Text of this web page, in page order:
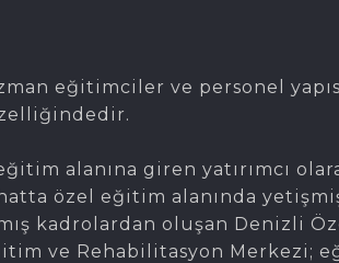
eğitimciler ve personel
alanına giren yatırımcı
özel eğitim alanında
kadrolardan oluşan Denizli
ve Rehabilitasyon Merkezi;